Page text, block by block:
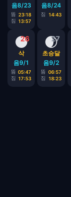
음8/23
뜸 23:18
짐 13:57
음8/24
짐 14:43
26
🌑
삭
음9/1
뜸 05:47
짐 17:53
27
🌒
초승달
음9/2
뜸 06:57
짐
18:23